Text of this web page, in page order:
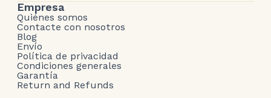
Empresa
Quiénes somos
Contacte con nosotros
Blog
Envío
Política de privacidad
Condiciones generales
Garantía
Return and Refunds